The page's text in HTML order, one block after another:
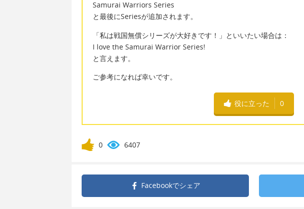
Samurai Warriors Series
と最後にSeriesが追加されます。
「私は戦国無償シリーズが大好きです！」といいたい場合は：
I love the Samurai Warrior Series!
と言えます。
ご参考になれば幸いです。
役に立った 0
0 6407
Facebookでシェア